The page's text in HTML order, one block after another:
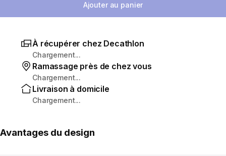
Ajouter au panier
À récupérer chez Decathlon
Chargement...
Ramassage près de chez vous
Chargement...
Livraison à domicile
Chargement...
Avantages du design